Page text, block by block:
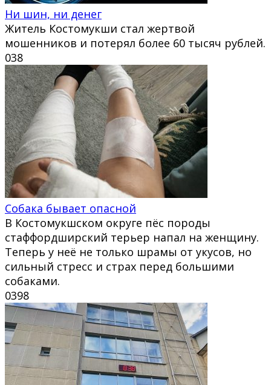
Ни шин, ни денег
Житель Костомукши стал жертвой
мошенников и потерял более 60 тысяч рублей.
038
Собака бывает опасной
В Костомукшском округе пёс породы
стаффордширский терьер напал на женщину.
Теперь у неё не только шрамы от укусов, но
сильный стресс и страх перед большими
собаками.
0398